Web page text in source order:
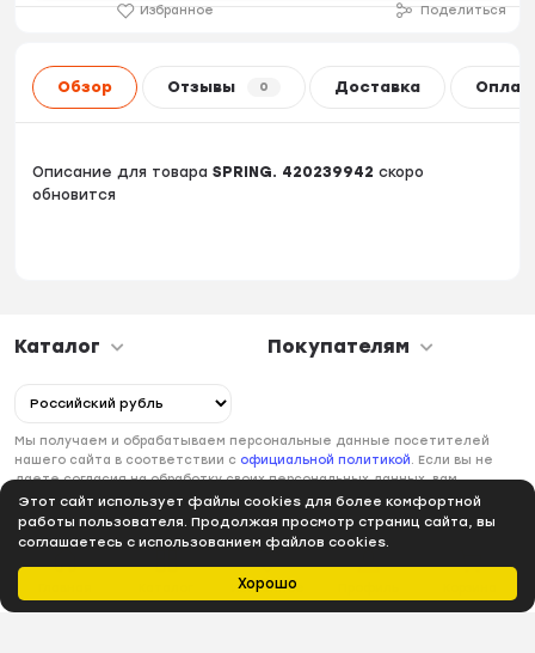
Хорошо
Этот сайт использует файлы cookies для более комфортной
работы пользователя. Продолжая просмотр страниц сайта, вы
соглашаетесь с использованием файлов cookies.
Избранное
Избранное Поделиться
Обзор Отзывы 0 Доставка
Описание для товараSPRING. 420239942 скоро
обновится
Каталог Покупателям
Мы получаем и обрабатываем персональные данные посетителей
нашего сайта в соответствии с официальной политикой. Если вы не
даете согласия на обработку своих персональных данных, вам
необходимо покинуть наш сайт.